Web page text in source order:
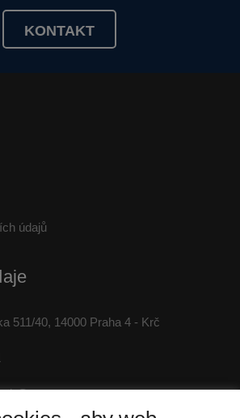
KONTAKT
údajů
511/40, 14000 Praha 4 - Krč
max.cz